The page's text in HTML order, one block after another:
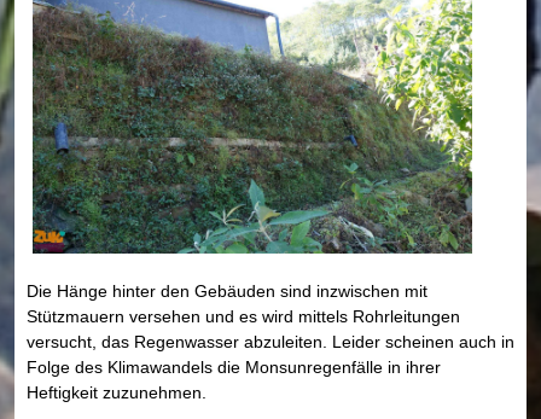
Die Hänge hinter den Gebäuden sind inzwischen mit
Stützmauern versehen und es wird mittels Rohrleitungen
versucht, das Regenwasser abzuleiten. Leider scheinen auch in
Folge des Klimawandels die Monsunregenfälle in ihrer
Heftigkeit zuzunehmen.